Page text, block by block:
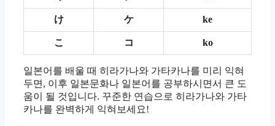
け ケ ke
こ コ ko
일본어를 배울 때 히라가나와 가타카나를 미리 익혀
두면, 이후 일본문화나 일본어를 공부하시면서 큰 도
움이 될 것입니다. 꾸준한 연습으로 히라가나와 가타
카나를 완벽하게 익혀보세요!